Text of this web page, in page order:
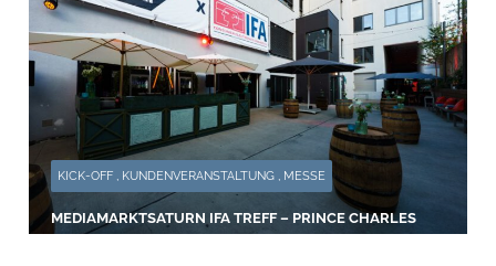
KICK-OFF , KUNDENVERANSTALTUNG , MESSE
MEDIAMARKTSATURN IFA TREFF – PRINCE CHARLES